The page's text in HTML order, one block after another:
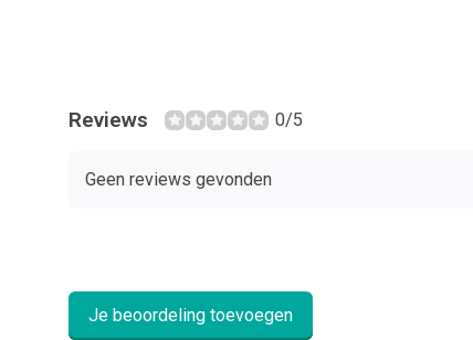
Reviews 0/5
Geen reviews gevonden
Je beoordeling toevoegen